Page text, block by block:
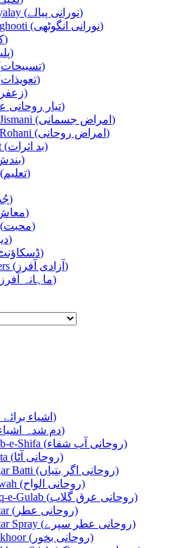
Nurani Payalay (نورانی پیالے)
Nurani Anghooti (نورانی انگوٹھی)
Paper (کاغذ)
Plates (پلیٹیں)
Tasbihaat (تسبیحات)
Taweezat (تعویذات)
Zafran (زعفران)
Tayyar Ruhani Ilaj (تیار روحانی علاج)
Amraaz-e-Jismani (امراض جسمانی)
Amraaz-e-Rohani (امراض روحانی)
Bad Asraat (بد اثرات)
Bandish (بندش)
Education (تعلیم)
Judai (جُدائی)
Moa'ash (معاش)
Mohabbat (محبت)
Others (دیگر)
Discount Offers (ڈسکاؤنٹ آفرز)
Azadi Offers (آزادی آفرز)
Monthly Offers (ماہانہ آفرز)
On Sale Products (اشیاء برائے سیل)
Dum Shuda Products (دم شدہ اشیاء)
Ruhani Aab-e-Shifa (روحانی آب شفاء)
Ruhani Aata (روحانی آٹا)
Ruhani Agar Batti (روحانی اگر بتیاں)
Ruhani Alwah (روحانی الواح)
Ruhani Arq-e-Gulab (روحانی عرق گلاب)
Ruhani Attar (روحانی عطر)
Ruhani Attar Spray (روحانی عطر سپرے)
Ruhani Bakhoor (روحانی بخور)